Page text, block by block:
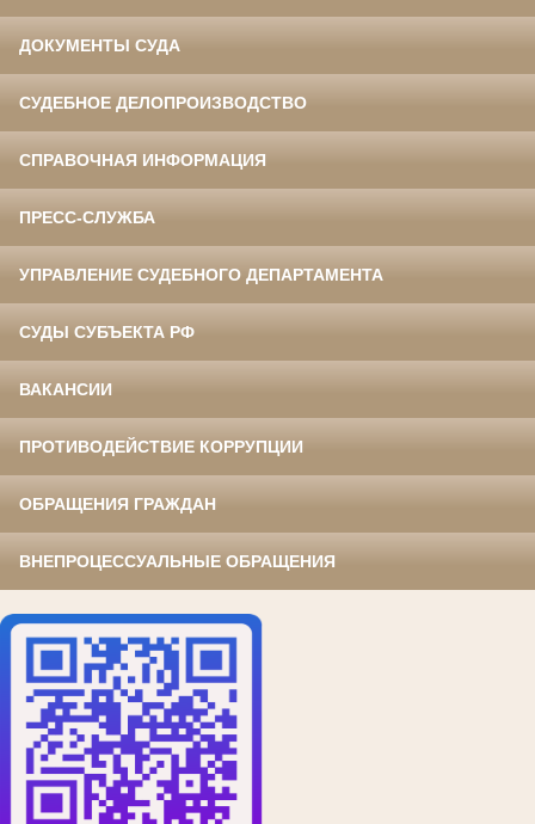
ДОКУМЕНТЫ СУДА
СУДЕБНОЕ ДЕЛОПРОИЗВОДСТВО
СПРАВОЧНАЯ ИНФОРМАЦИЯ
ПРЕСС-СЛУЖБА
УПРАВЛЕНИЕ СУДЕБНОГО ДЕПАРТАМЕНТА
СУДЫ СУБЪЕКТА РФ
ВАКАНСИИ
ПРОТИВОДЕЙСТВИЕ КОРРУПЦИИ
ОБРАЩЕНИЯ ГРАЖДАН
ВНЕПРОЦЕССУАЛЬНЫЕ ОБРАЩЕНИЯ